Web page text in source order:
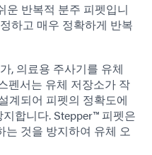
운 반복적 분주 피펫입니
하고 매우 정확하게 반복
, 의료용 주사기를 유체
펜서는 유체 저장소가 작
계되어 피펫의 정확도에
합니다. Stepper™ 피펫은
는 것을 방지하여 유체 오